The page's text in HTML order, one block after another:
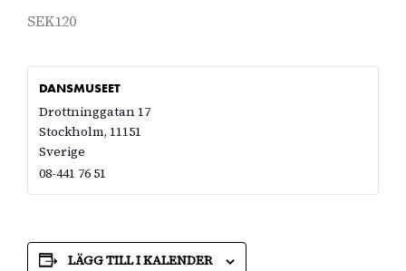
SEK120
DANSMUSEET
Drottninggatan 17
Stockholm, 11151
Sverige
08-441 76 51
LÄGG TILL I KALENDER